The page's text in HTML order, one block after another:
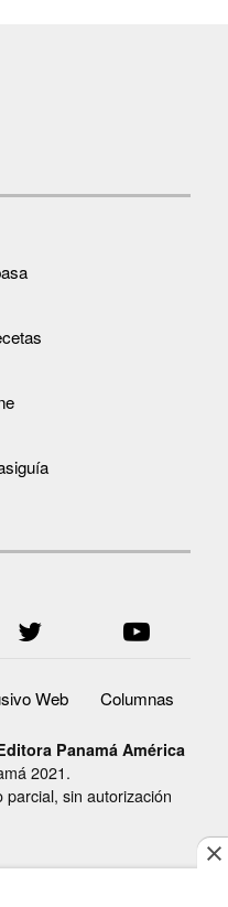
Web Columnas
Panamá América
2021.
sin autorización